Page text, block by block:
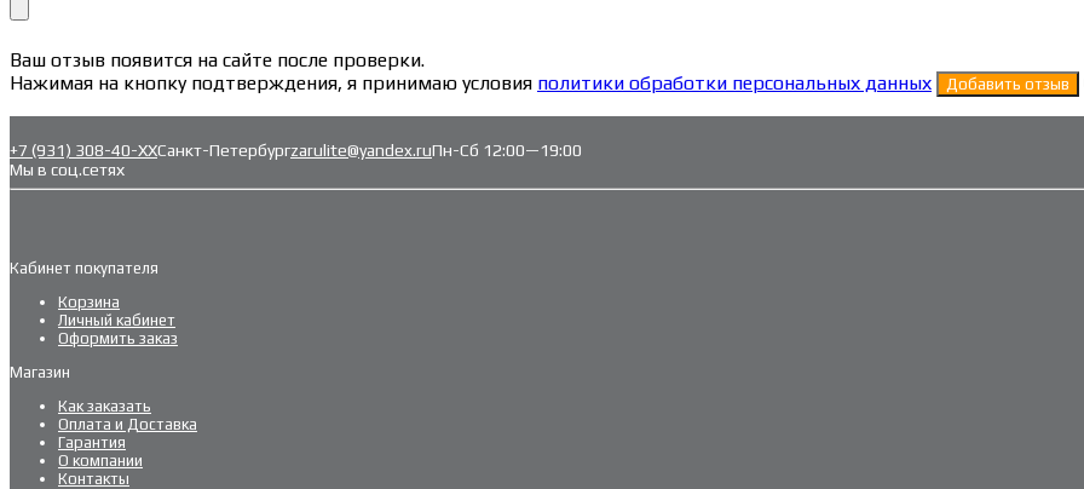
Ваш отзыв появится на сайте после проверки.
Нажимая на кнопку подтверждения, я принимаю условия политики обработки персональных данных
+7 (931) 308-40-ХХСанкт-Петербургzarulite@yandex.ruПн-Сб 12:00—19:00
Мы в соц.сетях
Кабинет покупателя
Корзина
Личный кабинет
Оформить заказ
Магазин
Как заказать
Оплата и Доставка
Гарантия
О компании
Контакты